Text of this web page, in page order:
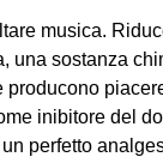
musica.
una sostanza
producono
inibitore del
perfetto